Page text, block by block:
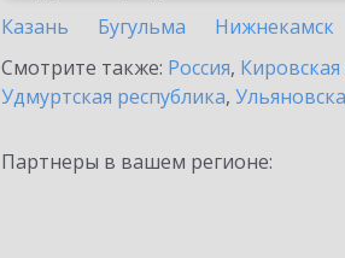
Казань
Бугульма Нижнекамск
Смотрите также: Россия, Кировская
Удмуртская республика,
Партнеры в вашем регионе: